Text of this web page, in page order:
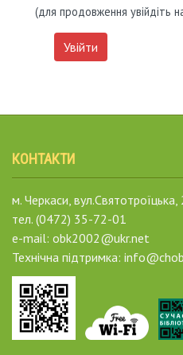
(для продовження увійдіть
Увійти
КОНТАКТИ
м. Черкаси, вул.Святотроїцька,
тел. (0472) 35-72-01
e-mail: obk2002@ukr.net
Технічна підтримка: